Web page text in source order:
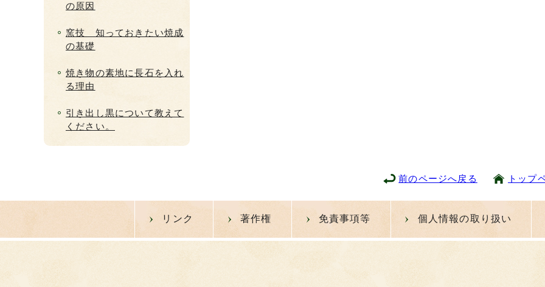
の原因
窯技 知っておきたい焼成
の基礎
焼き物の素地に長石を入れ
る理由
引き出し黒について教えて
ください。
前のページへ戻る トップ
リンク 著作権 免責事項等 個人情報の取り扱い